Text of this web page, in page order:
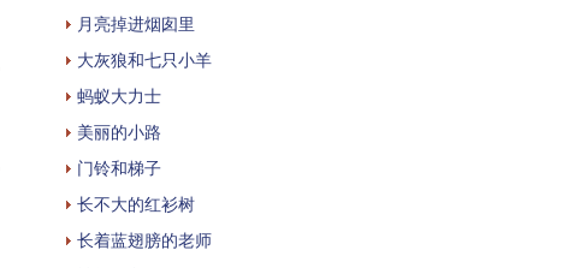
月亮掉进烟囱里
大灰狼和七只小羊
蚂蚁大力士
美丽的小路
门铃和梯子
长不大的红衫树
长着蓝翅膀的老师